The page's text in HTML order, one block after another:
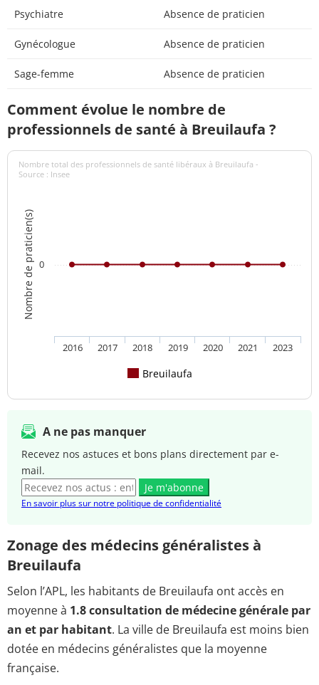
Psychiatre Absence de praticien
Gynécologue Absence de praticien
Sage-femme Absence de praticien
Comment évolue le nombre de
professionnels de santé à Breuilaufa ?
Nombre de praticien(s)
Nombre total des professionnels de santé libéraux à Breuilaufa -
Source : Insee
Breuilaufa
2016 2017 2018 2019 2020 2021 2023
0
A ne pas manquer
Recevez nos astuces et bons plans directement par e-
mail.
Je m'abonne
En savoir plus sur notre politique de confidentialité
Zonage des médecins généralistes à
Breuilaufa
Selon l’APL, les habitants de Breuilaufa ont accès en
moyenne à 1.8 consultation de médecine générale par
an et par habitant. La ville de Breuilaufa est moins bien
dotée en médecins généralistes que la moyenne
française.